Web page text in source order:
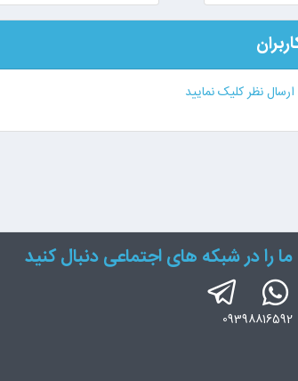
نظر کلیک نمایید
ما را در شبکه های اجتماعی دنبال کنید
09398816592